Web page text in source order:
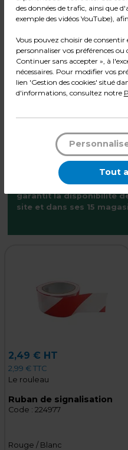
H 50 mm x L 5 m
1 Ajouter au panier
Disponibilité des
Avec ses 40000 m de
garantit la disponibilité
site et dans ses 15
2,49 € HT
2,99 € TTC
Le rouleau
Ruban de signalisation
Code : 224977
Rouge / Blanc
des données de trafic, ainsi que
exemple des vidéos YouTube),
Vous pouvez choisir de
personnaliser vos préférences
Continuer sans accepter », à
nécessaires. Pour modifier vos
lien 'Gestion des cookies' situé
d'informations, consultez notre
Tout